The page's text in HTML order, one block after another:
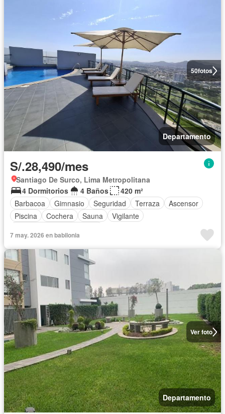
50fotos
Departamento
S/.28,490/mes
Santiago De Surco, Lima Metropolitana
4 Dormitorios
4 Baños
420 m²
Barbacoa
Gimnasio Seguridad Terraza
Ascensor
Piscina
Cochera Sauna
Vigilante
7 may. 2026 en babilonia
Ver foto
Departamento